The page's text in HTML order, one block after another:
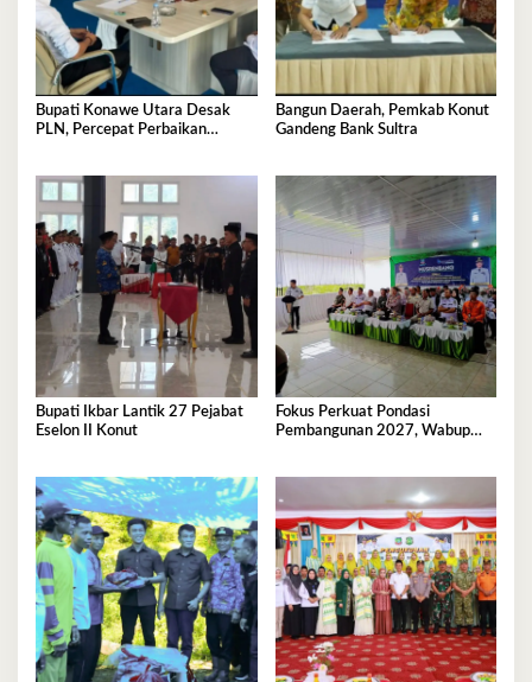
Bupati Konawe Utara Desak
PLN, Percepat Perbaikan
Bangun Daerah, Pemkab Konut
Gandeng Bank Sultra
Bupati Ikbar Lantik 27 Pejabat
Eselon II Konut
Fokus Perkuat Pondasi
Pembangunan 2027, Wabup